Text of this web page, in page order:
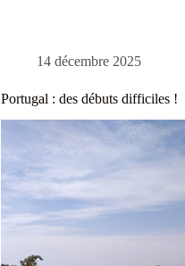
14 décembre 2025
Portugal : des débuts difficiles !